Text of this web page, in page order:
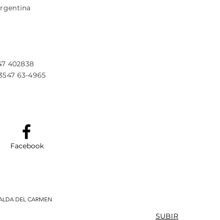
402838
63-4965
Facebook
DEL CARMEN
SUBIR